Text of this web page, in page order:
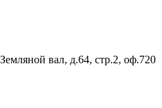
вал, д.64, стр.2, оф.720